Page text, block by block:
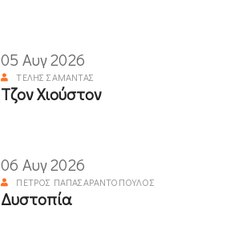
05 Αυγ 2026
ΤΈΛΗΣ ΣΑΜΑΝΤΆΣ
Τζον Χιούστον
06 Αυγ 2026
ΠΈΤΡΟΣ ΠΑΠΑΣΑΡΑΝΤΌΠΟΥΛΟΣ
Δυστοπία